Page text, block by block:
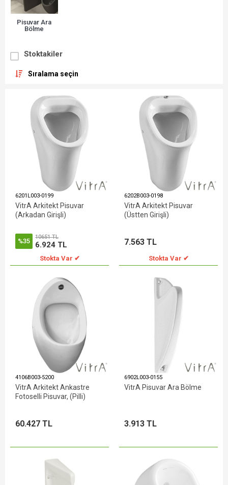
Pisuvar Ara
Bölme
Stoktakiler
Sıralama seçin
6201L003-0199
VitrA Arkitekt Pisuvar
(Arkadan Girişli)
%35
10651 TL
6.924 TL
Stokta Var ✔
6202B003-0198
VitrA Arkitekt Pisuvar
(Üstten Girişli)
7.563 TL
Stokta Var ✔
4106B003-5200
VitrA Arkitekt Ankastre
Fotoselli Pisuvar, (Pilli)
60.427 TL
6902L003-0155
VitrA Pisuvar Ara Bölme
3.913 TL